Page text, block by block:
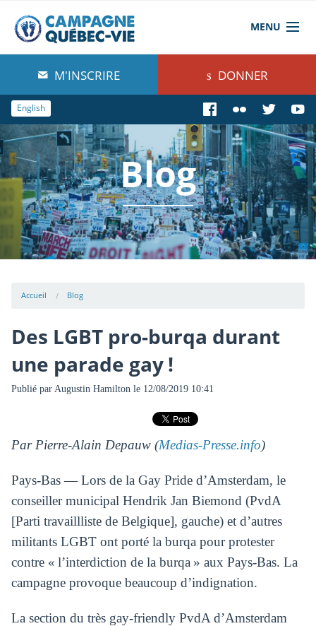
MENU
À propos de nous
Blog
Comprendre
Agir
Boutique
M'INSCRIRE DONNER
English
Blog
Accueil Blog
Des LGBT pro-burqa durant
une parade gay !
Publié par Augustin Hamilton le 12/08/2019 10:41
Par Pierre-Alain Depauw (Medias-Presse.info)
Pays-Bas — Lors de la Gay Pride d’Amsterdam, le
conseiller municipal Hendrik Jan Biemond (PvdA
[Parti travaillliste de Belgique], gauche) et d’autres
militants LGBT ont porté la burqa pour protester
contre « l’interdiction de la burqa » aux Pays-Bas. La
campagne provoque beaucoup d’indignation.
La section du très gay-friendly PvdA d’Amsterdam